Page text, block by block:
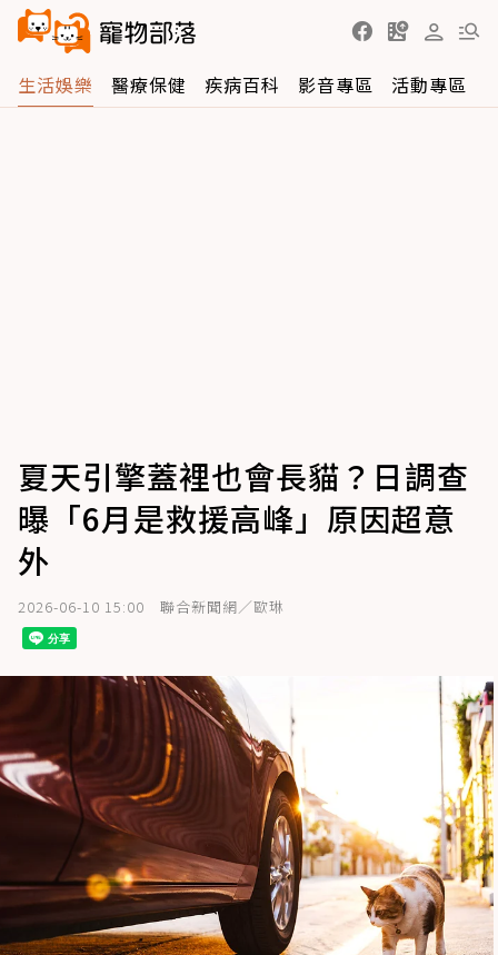
生活娛樂 醫療保健 疾病百科 影音專區 活動專區
夏天引擎蓋裡也會長貓？日調查
曝「6月是救援高峰」原因超意
外
2026-06-10 15:00 聯合新聞網／歐琳